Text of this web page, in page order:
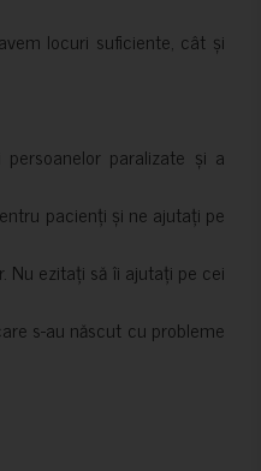
locuri suficiente, cât și
paralizate și a
pacienți și ne ajutați pe
Nu ezitați să îi ajutați pe cei
s-au născut cu probleme